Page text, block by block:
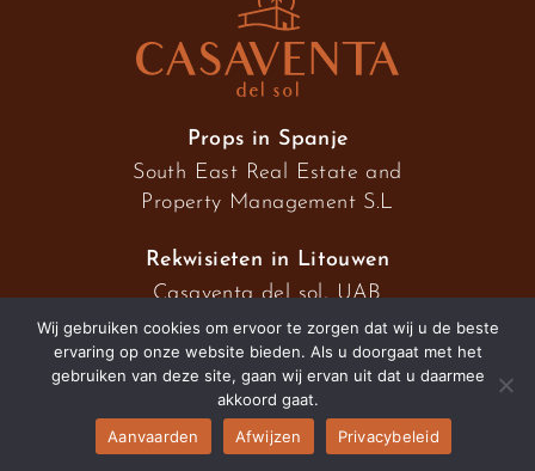
Props in Spanje
South East Real Estate and
Property Management S.L
Rekwisieten in Litouwen
Casaventa del sol, UAB
2026 © Casaventa del sol
Wij gebruiken cookies om ervoor te zorgen dat wij u de beste
ervaring op onze website bieden. Als u doorgaat met het
gebruiken van deze site, gaan wij ervan uit dat u daarmee
akkoord gaat.
Aanvaarden
Afwijzen Privacybeleid